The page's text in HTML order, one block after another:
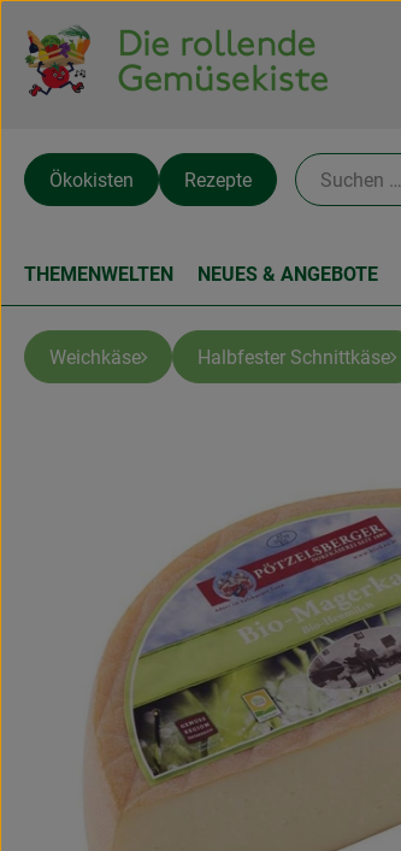
Ökokisten Rezepte
THEMENWELTEN NEUES & ANGEBOTE
Weichkäse Halbfester Schnittkäse